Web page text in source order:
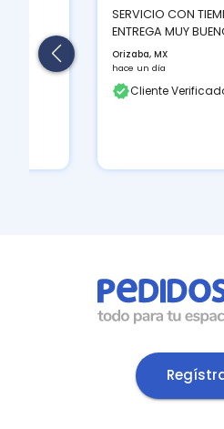
SERVICIO CON
ENTREGA MUY
Orizaba, MX
hace un día
Cliente